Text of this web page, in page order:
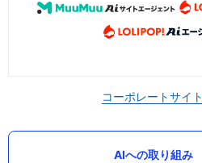
コーポレートサイト
AIへの取り組み